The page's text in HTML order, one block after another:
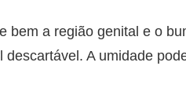
bem a região genital e o
descartável. A umidade